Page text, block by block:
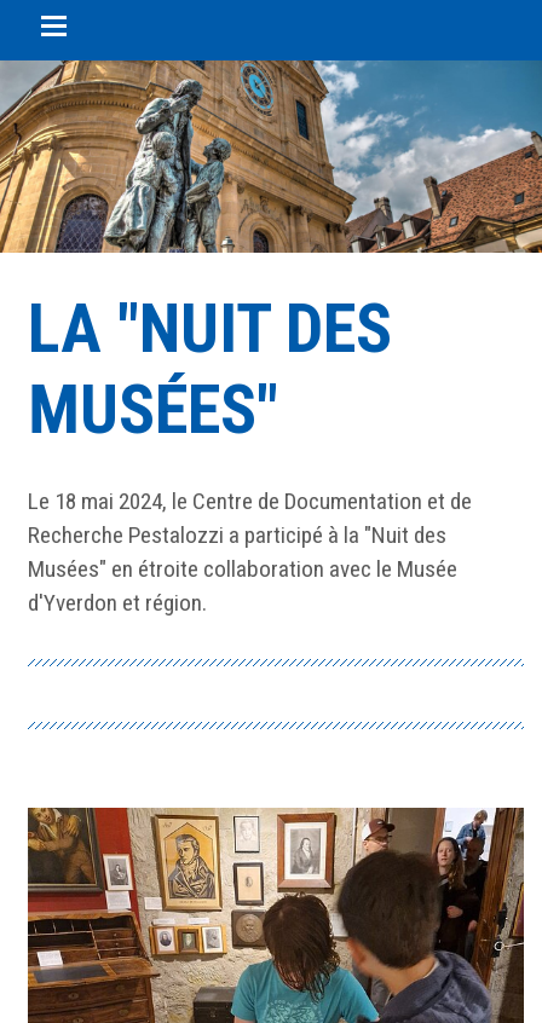
LA "NUIT DES
MUSÉES"
Le 18 mai 2024, le Centre de Documentation et de
Recherche Pestalozzi a participé à la "Nuit des
Musées" en étroite collaboration avec le Musée
d'Yverdon et région.
Panneau de gestion des cookies